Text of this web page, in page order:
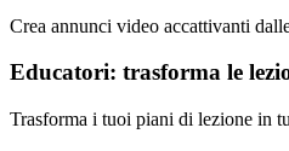
Crea annunci video accattivanti
Educatori: trasforma le
Trasforma i tuoi piani di lezione in